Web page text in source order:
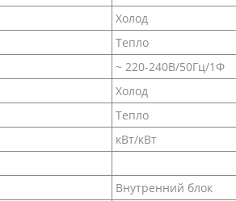
Холод
Тепло
~ 220-240В/50Гц/1Ф
Холод
Тепло
кВт/кВт
Внутренний блок